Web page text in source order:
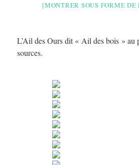
[MONTRER SOUS FORME
L’Ail des Ours dit « Ail des bois » au
sources.